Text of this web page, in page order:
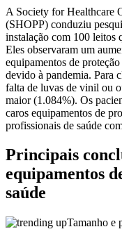
A Society for Healthcare
(SHOPP) conduziu
instalação com 100 leitos
Eles observaram um
equipamentos de
devido à pandemia. Para
falta de luvas de vinil ou
maior (1.084%). Os
caros equipamentos de
profissionais de saúde
Principais
equipamentos
saúde
Tamanho e